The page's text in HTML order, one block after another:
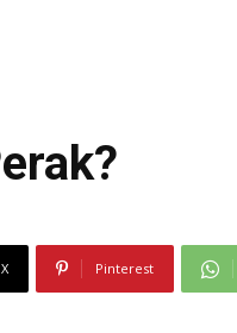
X Pinterest